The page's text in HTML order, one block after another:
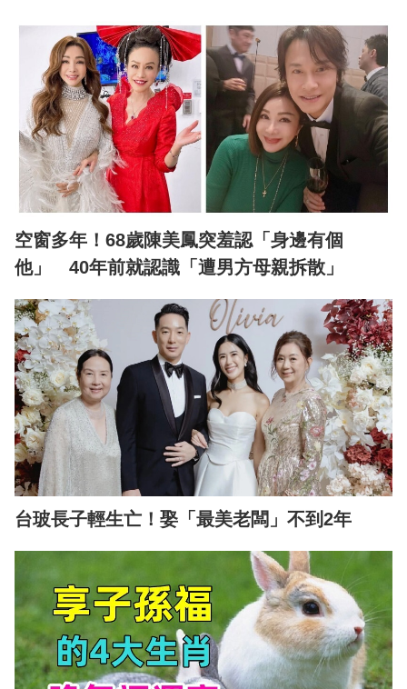
空窗多年！68歲陳美鳳突羞認「身邊有個
他」 40年前就認識「遭男方母親拆散」
台玻長子輕生亡！娶「最美老闆」不到2年